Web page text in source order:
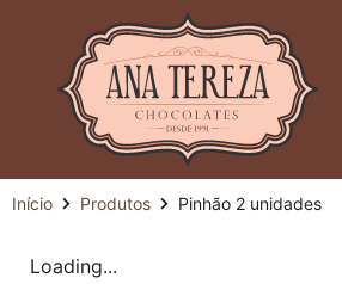
Início Produtos Pinhão 2 unidades
Loading...